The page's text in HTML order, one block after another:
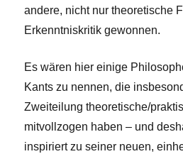
andere, nicht nur theoretische
Erkenntniskritik gewonnen.
Es wären hier einige
Kants zu nennen, die
Zweiteilung theoretische/
mitvollzogen haben – und
inspiriert zu seiner neuen,